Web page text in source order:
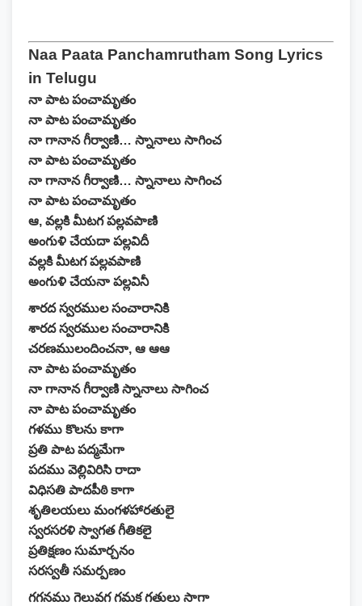
Naa Paata Panchamrutham Song Lyrics
in Telugu
నా పాట పంచామృతం
నా పాట పంచామృతం
నా గానాన గీర్వాణి… స్నానాలు సాగించ
నా పాట పంచామృతం
నా గానాన గీర్వాణి… స్నానాలు సాగించ
నా పాట పంచామృతం
ఆ, వల్లకి మీటగ పల్లవపాణి
అంగుళి చేయదా పల్లవిదీ
వల్లకి మీటగ పల్లవపాణి
అంగుళి చేయనా పల్లవినీ
శారద స్వరముల సంచారానికి
శారద స్వరముల సంచారానికి
చరణములందించనా, ఆ ఆఆ
నా పాట పంచామృతం
నా గానాన గీర్వాణి స్నానాలు సాగించ
నా పాట పంచామృతం
గళము కొలను కాగా
ప్రతి పాట పద్మమేగా
పదము వెల్లివిరిసి రాదా
విధిసతి పాదపీఠి కాగా
శృతిలయలు మంగళహారతులై
స్వరసరళి స్వాగత గీతికలై
ప్రతిక్షణం సుమార్చనం
సరస్వతీ సమర్పణం
గగనము గెలువగ గమక గతులు సాగా